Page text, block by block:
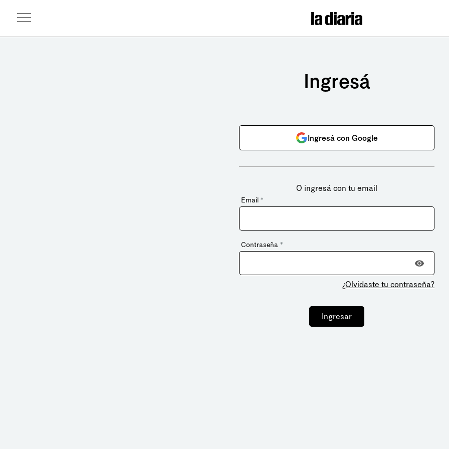
Ingresá
Ingresá con Google
O ingresá con tu email
Email *
Contraseña *
¿Olvidaste tu contraseña?
Ingresar